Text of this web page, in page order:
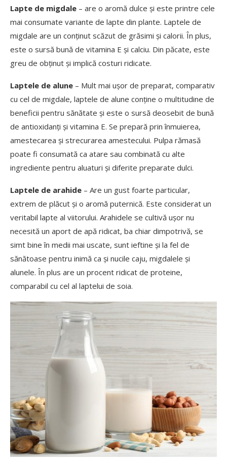
Lapte de migdale – are o aromă dulce și este printre cele
mai consumate variante de lapte din plante. Laptele de
migdale are un conținut scăzut de grăsimi și calorii. În plus,
este o sursă bună de vitamina E și calciu. Din păcate, este
greu de obținut și implică costuri ridicate.
Laptele de alune – Mult mai ușor de preparat, comparativ
cu cel de migdale, laptele de alune conține o multitudine de
beneficii pentru sănătate și este o sursă deosebit de bună
de antioxidanți și vitamina E. Se prepară prin înmuierea,
amestecarea și strecurarea amestecului. Pulpa rămasă
poate fi consumată ca atare sau combinată cu alte
ingrediente pentru aluaturi și diferite preparate dulci.
Laptele de arahide – Are un gust foarte particular,
extrem de plăcut și o aromă puternică. Este considerat un
veritabil lapte al viitorului. Arahidele se cultivă ușor nu
necesită un aport de apă ridicat, ba chiar dimpotrivă, se
simt bine în medii mai uscate, sunt ieftine și la fel de
sănătoase pentru inimă ca și nucile caju, migdalele și
alunele. În plus are un procent ridicat de proteine,
comparabil cu cel al laptelui de soia.